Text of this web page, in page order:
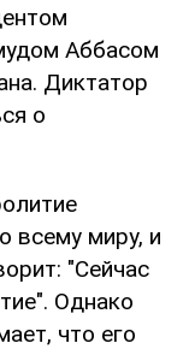
Аббасом
Диктатор
о
всему миру, и
"Сейчас
Однако
что его